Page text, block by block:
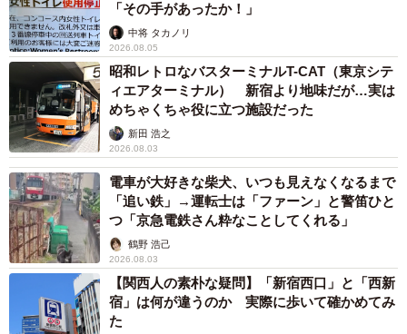
さらにポートライナーが走るポートアイランドには住宅だ
けでなく、多数のオフィスや大学が存在します。そのため
平日朝ラッシュ時の三宮発神戸空港行きはスーツケースを
車内に持ち込むのがやっと、という経験もしばしば。また
新交通システムという性格上、車両の屋根が低いため、一
般の電車と比較すると圧迫感があります。
国土交通省によるとポートライナーの2019年度最混雑区間
は貿易センター→ポートターミナル間（8:00～9:00）で、
混雑率は126％。最もこの混雑率は1時間あたりの平均値な
ので、ピンポイントではより混雑率が高くなります。
新交通システムの中では混雑率は東京都の日暮里・舎人ラ
「その手があったか！」
中将 タカノリ
2026.08.05
昭和レトロなバスターミナルT-CAT（東京シテ
ィエアターミナル） 新宿より地味だが…実は
めちゃくちゃ役に立つ施設だった
新田 浩之
2026.08.03
電車が大好きな柴犬、いつも見えなくなるまで
「追い鉄」→運転士は「ファーン」と警笛ひと
つ「京急電鉄さん粋なことしてくれる」
鶴野 浩己
2026.08.03
【関西人の素朴な疑問】「新宿西口」と「西新
宿」は何が違うのか 実際に歩いて確かめてみ
た